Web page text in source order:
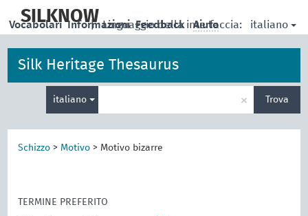
main
SILKNOW
| Linguaggio della interfaccia: italiano
Vocabolari Informazioni Feedback Aiuto
Silk Heritage Thesaurus
italiano
per
la
× Trova
Schizzo > Motivo > Motivo bizarre
TERMINE PREFERITO